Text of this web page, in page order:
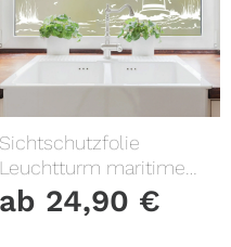
Sichtschutzfolie
Leuchtturm maritime
Fensterfolie Fensterdeko
Milchglasfolie
ab 24,90 €